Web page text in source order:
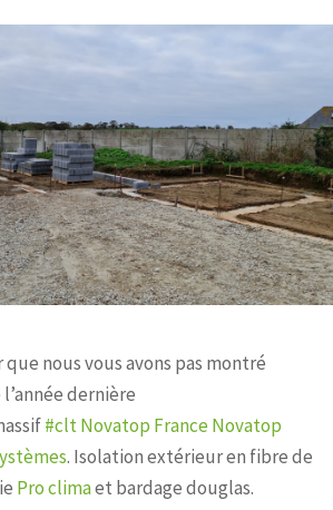
nous vous avons pas montré
dernière
#cltNovatop FranceNovatop
. Isolation extérieur en fibre de
Pro climaet bardage douglas.